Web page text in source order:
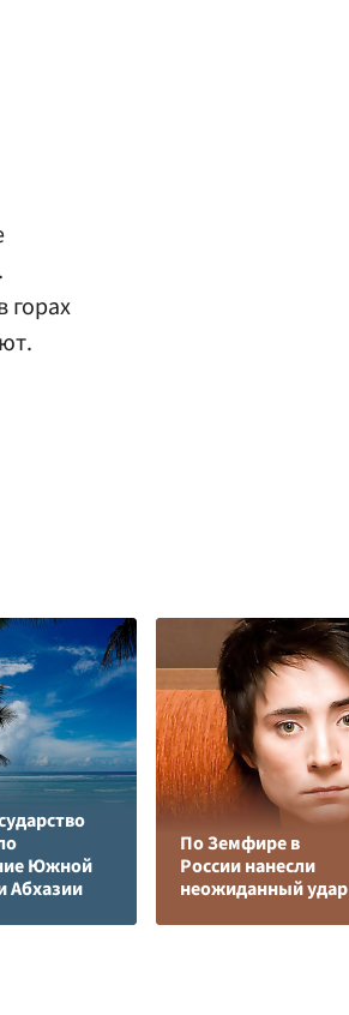
горах
Южной
Абхазии
По Земфире в
России нанесли
неожиданный удар